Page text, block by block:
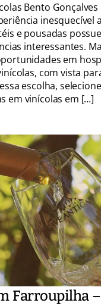
Bento
inesquecível
e pousadas
interessantes.
em
com vista
escolha,
em vinícolas em […]
Farroupilha